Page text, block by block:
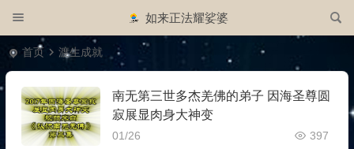
如来正法耀娑婆
首页 渡生成就
南无第三世多杰羌佛的弟子 因海圣尊圆
寂展显肉身大神变
01/26 397